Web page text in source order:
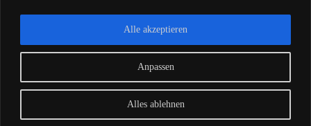
Anpassen
Alles ablehnen
Alle akzeptieren
Datenschutz-Bestimmungen